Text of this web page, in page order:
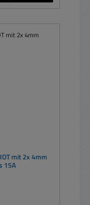
mit 2x 4mm
15A